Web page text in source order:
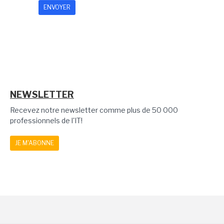
NEWSLETTER
Recevez notre newsletter comme plus de 50 000
professionnels de l'IT!
JE M'ABONNE